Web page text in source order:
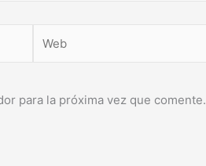
para la próxima vez que comente.